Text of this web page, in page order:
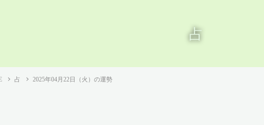
占
占 2025年04月22日（火）の運勢